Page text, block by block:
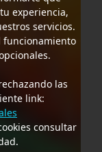
experiencia,
servicios.
funcionamiento
las
link:
consultar